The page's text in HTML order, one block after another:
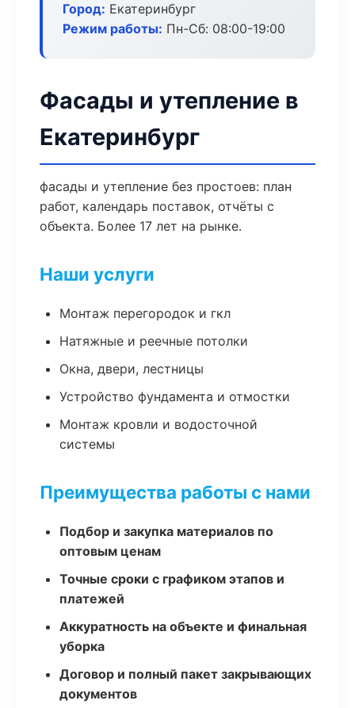
Город: Екатеринбург
Режим работы: Пн-Сб: 08:00-19:00
Фасады и утепление в
Екатеринбург
фасады и утепление без простоев: план
работ, календарь поставок, отчёты с
объекта. Более 17 лет на рынке.
Наши услуги
Монтаж перегородок и гкл
Натяжные и реечные потолки
Окна, двери, лестницы
Устройство фундамента и отмостки
Монтаж кровли и водосточной
системы
Преимущества работы с нами
Подбор и закупка материалов по
оптовым ценам
Точные сроки с графиком этапов и
платежей
Аккуратность на объекте и финальная
уборка
Договор и полный пакет закрывающих
документов